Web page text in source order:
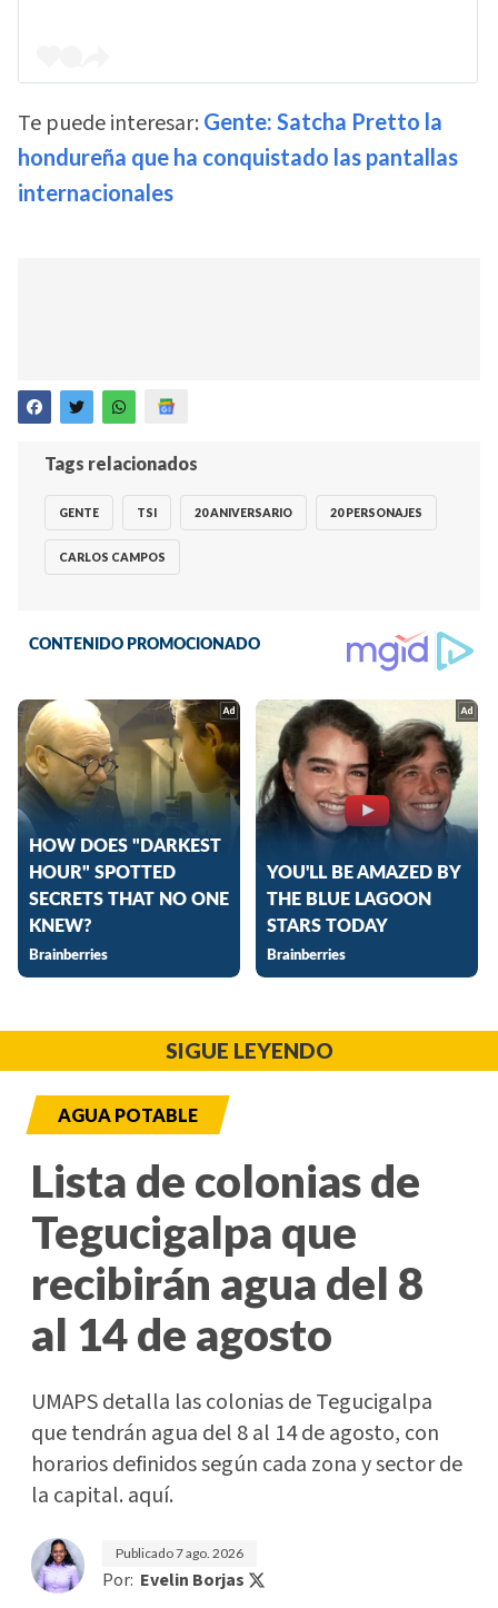
Te puede interesar: Gente: Satcha Pretto la
hondureña que ha conquistado las pantallas
internacionales
Tags relacionados
GENTE TSI 20 ANIVERSARIO 20 PERSONAJES
CARLOS CAMPOS
SIGUE LEYENDO
AGUA POTABLE
Lista de colonias de
Tegucigalpa que
recibirán agua del 8
al 14 de agosto
UMAPS detalla las colonias de Tegucigalpa
que tendrán agua del 8 al 14 de agosto, con
horarios definidos según cada zona y sector de
la capital. aquí.
Publicado7 ago. 2026
Por: Evelin Borjas